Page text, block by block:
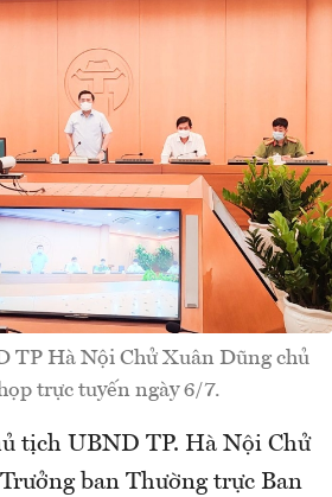
TP Hà Nội Chử Xuân Dũng chủ
trực tuyến ngày 6/7.
tịch UBND TP. Hà Nội Chử
ban Thường trực Ban